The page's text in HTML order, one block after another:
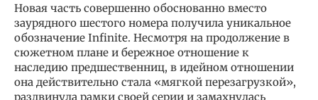
Новая часть совершенно обоснованно вместо
заурядного шестого номера получила уникальное
обозначение Infinite. Несмотря на продолжение в
сюжетном плане и бережное отношение к
наследию предшественниц, в идейном отношении
она действительно стала «мягкой перезагрузкой»,
раздвинула рамки своей серии и замахнулась